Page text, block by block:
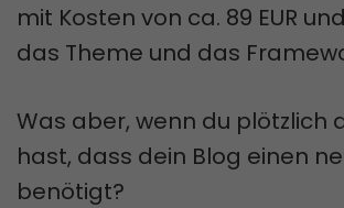
mit Kosten von ca. 89 EUR
das Theme und das
Was aber, wenn du plötzlich
hast, dass dein Blog einen
benötigt?